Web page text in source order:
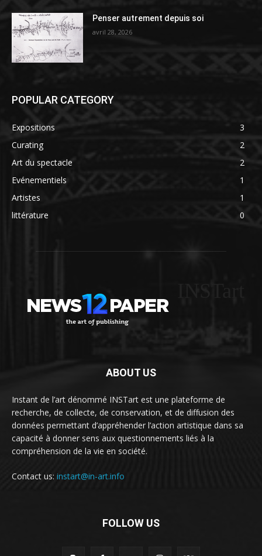
Penser autrement depuis soi
avril 28, 2026
POPULAR CATEGORY
Expositions
3
Curating
2
Art du spectacle
2
Evénementiels
1
Artistes
1
littérature
0
ABOUT US
Instant de l’art dénommé INSTart est une plateforme de
recherche, de collecte, de conservation, et de diffusion des
données permettant d’appréhender l’action artistique dans sa
capacité à donner sens aux questionnements liés à la
compréhension de la vie en société.
Contact us: instart@in-art.info
FOLLOW US